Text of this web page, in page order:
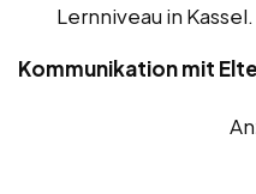
Lernniveau in Kassel.
Kommunikation mit